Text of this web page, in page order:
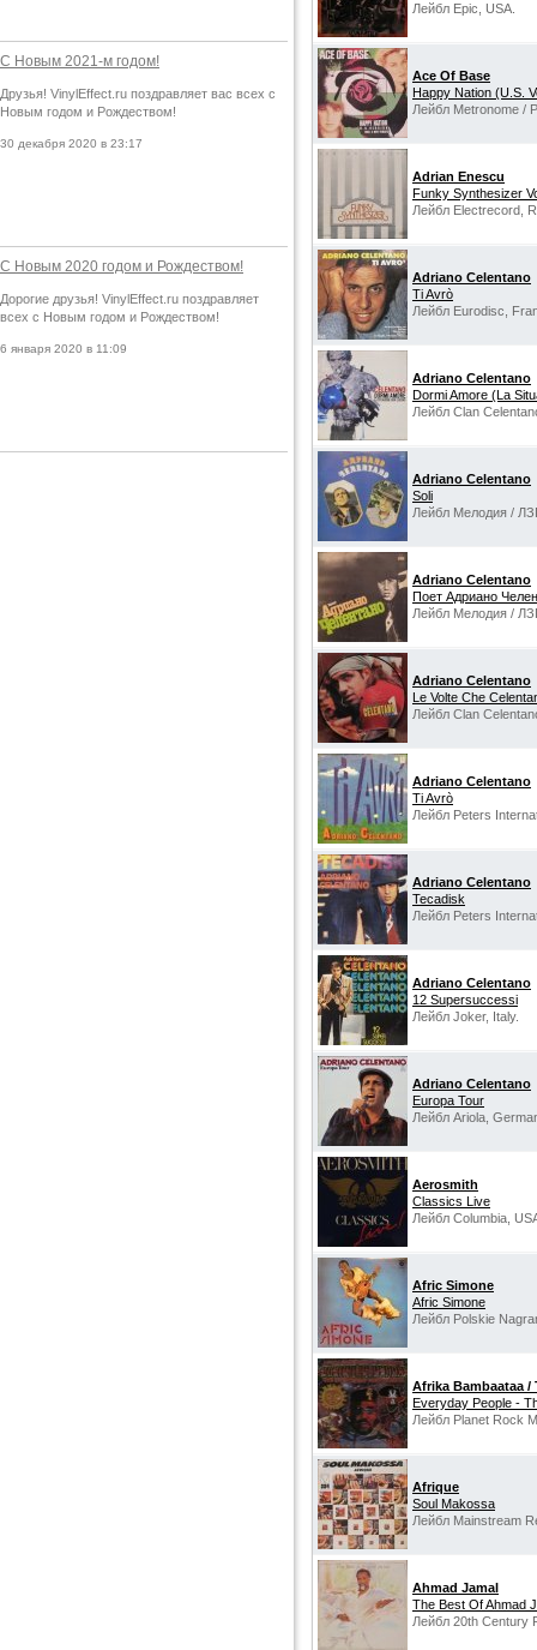
С Новым 2021-м годом!
Друзья! VinylEffect.ru поздравляет вас всех с
Новым годом и Рождеством!
30 декабря 2020 в 23:17
С Новым 2020 годом и Рождеством!
Дорогие друзья! VinylEffect.ru поздравляет
всех с Новым годом и Рождеством!
6 января 2020 в 11:09
Лейбл Epic, USA.
Ace Of Base
Happy Nation (U.S.
Лейбл Metronome /
Adrian Enescu
Funky Synthesizer
Лейбл Electrecord,
Adriano Celentano
Ti Avrò
Лейбл Eurodisc,
Adriano Celentano
Dormi Amore (La
Лейбл Clan
Adriano Celentano
Soli
Лейбл Мелодия /
Adriano Celentano
Поет Адриано
Лейбл Мелодия /
Adriano Celentano
Le Volte Che
Лейбл Clan
Adriano Celentano
Ti Avrò
Лейбл Peters
Adriano Celentano
Tecadisk
Лейбл Peters
Adriano Celentano‎
12 Supersuccessi
Лейбл Joker, Italy.
Adriano Celentano‎
Europa Tour
Лейбл Ariola,
Aerosmith
Classics Live
Лейбл Columbia,
Afric Simone
Afric Simone
Лейбл Polskie
Afrika Bambaataa /
Everyday People -
Лейбл Planet Rock
Afrique
Soul Makossa
Лейбл Mainstream
Ahmad Jamal
The Best Of Ahmad
Лейбл 20th Century